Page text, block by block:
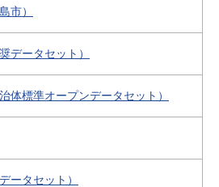
市）
データセット）
体標準オープンデータセット）
ータセット）